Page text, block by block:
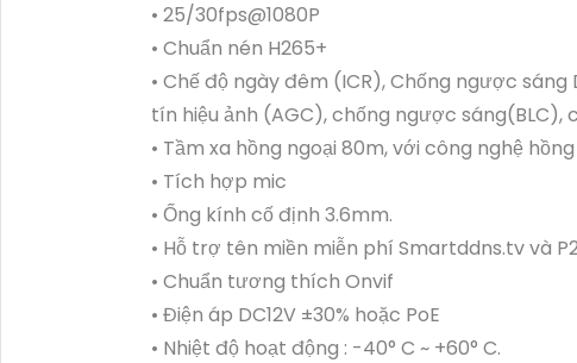
• 25/30fps@1080P
• Chuẩn nén H265+
• Chế độ ngày đêm (ICR), Chống ngược
tín hiệu ảnh (AGC), chống ngược sáng(BLC),
• Tầm xa hồng ngoại 80m, với công nghệ
• Tích hợp mic
• Ống kính cố định 3.6mm.
• Hỗ trợ tên miền miễn phí Smartddns.tv và
• Chuẩn tương thích Onvif
• Điện áp DC12V ±30% hoặc PoE
• Nhiệt độ hoạt động : -40° C ~ +60° C.